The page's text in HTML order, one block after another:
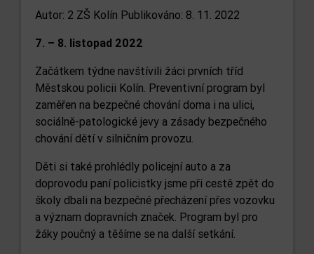
Autor: 2 ZŠ Kolín Publikováno: 8. 11. 2022
7. – 8. listopad 2022
Začátkem týdne navštívili žáci prvních tříd
Městskou policii Kolín. Preventivní program byl
zaměřen na bezpečné chování doma i na ulici,
sociálně-patologické jevy a zásady bezpečného
chování dětí v silničním provozu.
Děti si také prohlédly policejní auto a za
doprovodu paní policistky jsme při cestě zpět do
školy dbali na bezpečné přecházení přes vozovku
a význam dopravních značek. Program byl pro
žáky poučný a těšíme se na další setkání.